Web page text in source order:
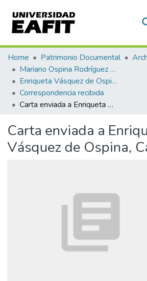
Communities & Collections
All of DSpace
Statistics
Home Patrimonio Documental
Mariano Ospina Rodríguez (1826 -1912)
Enriqueta Vásquez de Ospina
Correspondencia recibida
Carta enviada a Enriqueta Vásquez de Ospina, Cartagena
Carta enviada a
Vásquez de Ospina,